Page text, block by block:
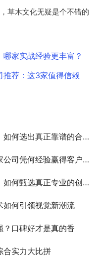
草木文化无疑是个不错的
家实战经验更丰富？
荐：这3家值得信赖
选出真正靠谱的合作伙伴
凭何经验赢得客户信赖？
甄选真正专业的创作团队
何引领视觉新潮流
口碑好才是真的香
合实力大比拼